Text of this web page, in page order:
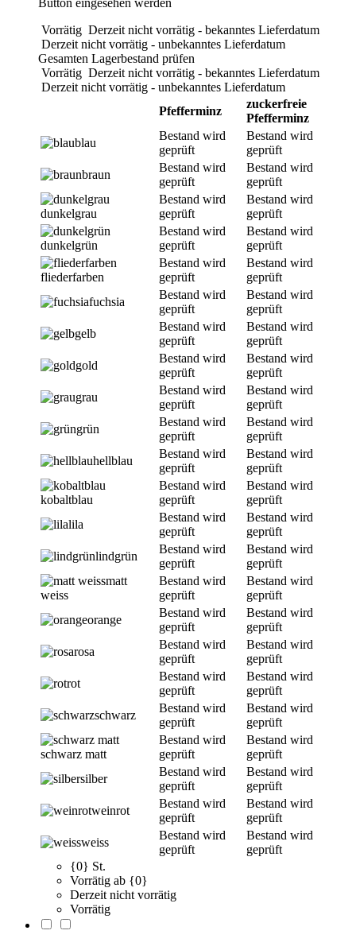
Button eingesehen werden
Vorrätig Derzeit nicht vorrätig - bekanntes Lieferdatum
Derzeit nicht vorrätig - unbekanntes Lieferdatum
Gesamten Lagerbestand prüfen
Vorrätig Derzeit nicht vorrätig - bekanntes Lieferdatum
Derzeit nicht vorrätig - unbekanntes Lieferdatum
Pfefferminz
zuckerfreie
Pfefferminz
blau
Bestand wird
geprüft
Bestand wird
geprüft
braun
Bestand wird
geprüft
Bestand wird
geprüft
dunkelgrau
Bestand wird
geprüft
Bestand wird
geprüft
dunkelgrün
Bestand wird
geprüft
Bestand wird
geprüft
fliederfarben
Bestand wird
geprüft
Bestand wird
geprüft
fuchsia
Bestand wird
geprüft
Bestand wird
geprüft
gelb
Bestand wird
geprüft
Bestand wird
geprüft
gold
Bestand wird
geprüft
Bestand wird
geprüft
grau
Bestand wird
geprüft
Bestand wird
geprüft
grün
Bestand wird
geprüft
Bestand wird
geprüft
hellblau
Bestand wird
geprüft
Bestand wird
geprüft
kobaltblau
Bestand wird
geprüft
Bestand wird
geprüft
lila
Bestand wird
geprüft
Bestand wird
geprüft
lindgrün
Bestand wird
geprüft
Bestand wird
geprüft
matt
weiss
Bestand wird
geprüft
Bestand wird
geprüft
orange
Bestand wird
geprüft
Bestand wird
geprüft
rosa
Bestand wird
geprüft
Bestand wird
geprüft
rot
Bestand wird
geprüft
Bestand wird
geprüft
schwarz
Bestand wird
geprüft
Bestand wird
geprüft
schwarz matt
Bestand wird
geprüft
Bestand wird
geprüft
silber
Bestand wird
geprüft
Bestand wird
geprüft
weinrot
Bestand wird
geprüft
Bestand wird
geprüft
weiss
Bestand wird
geprüft
Bestand wird
geprüft
{0} St.
Vorrätig ab {0}
Derzeit nicht vorrätig
Vorrätig